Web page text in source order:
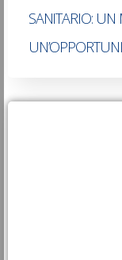
SANITARIO: UN